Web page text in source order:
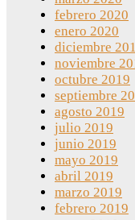
febrero 2020
enero 2020
diciembre
noviembre
octubre 2019
septiembre
agosto 2019
julio 2019
junio 2019
mayo 2019
abril 2019
marzo 2019
febrero 2019